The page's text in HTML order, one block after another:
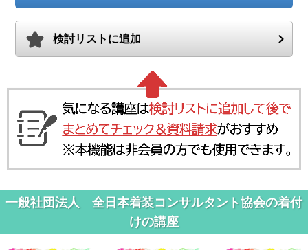
検討リストに追加
一般社団法人 全日本着装コンサルタント協会の着付
けの講座